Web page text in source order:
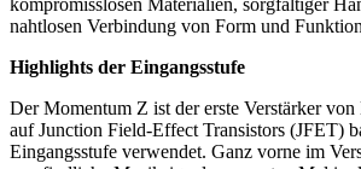
kompromisslosen Materialien, sorgfältiger
nahtlosen Verbindung von Form und
Highlights der Eingangsstufe
Der Momentum Z ist der erste Verstärker
auf Junction Field-Effect Transistors (JFET)
Eingangsstufe verwendet. Ganz vorne im